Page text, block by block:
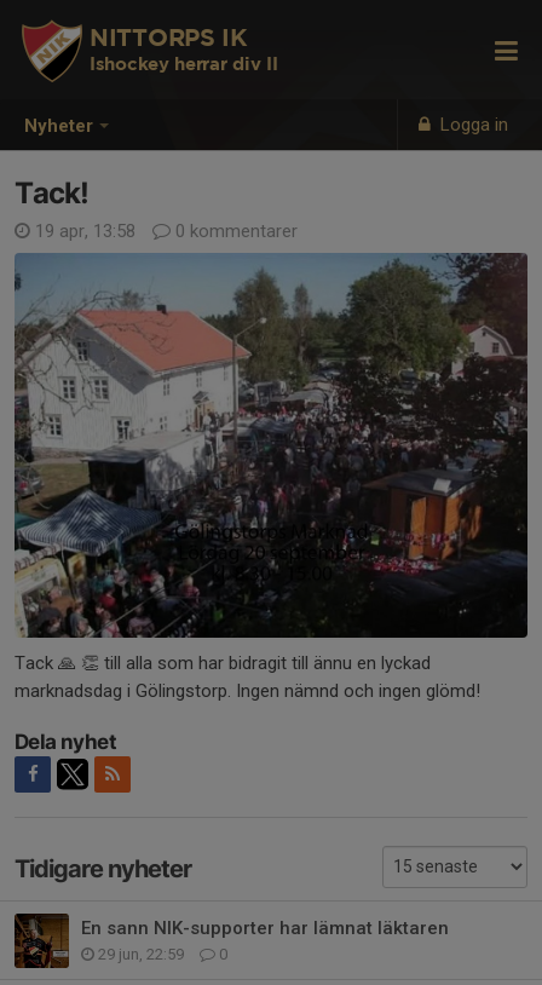
Nyheter Logga in
NITTORPS IK
Ishockey herrar div II
Tack!
19 apr, 13:58 0 kommentarer
Tack 🙏 👏 till alla som har bidragit till ännu en lyckad
marknadsdag i Gölingstorp. Ingen nämnd och ingen glömd!
Dela nyhet
Tidigare nyheter
En sann NIK-supporter har lämnat läktaren
29 jun, 22:59 0